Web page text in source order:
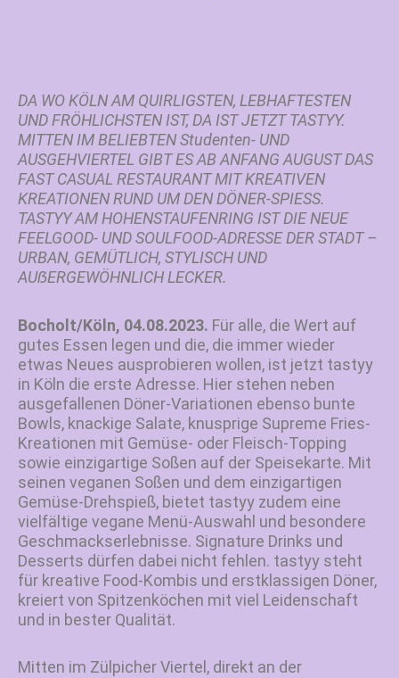
DA WO KÖLN AM QUIRLIGSTEN, LEBHAFTESTEN
UND FRÖHLICHSTEN IST, DA IST JETZT TASTYY.
MITTEN IM BELIEBTEN Studenten- UND
AUSGEHVIERTEL GIBT ES AB ANFANG AUGUST DAS
FAST CASUAL RESTAURANT MIT KREATIVEN
KREATIONEN RUND UM DEN DÖNER-SPIESS.
TASTYY AM HOHENSTAUFENRING IST DIE NEUE
FEELGOOD- UND SOULFOOD-ADRESSE DER STADT –
URBAN, GEMÜTLICH, STYLISCH UND
AUẞERGEWÖHNLICH LECKER.
Bocholt/Köln, 04.08.2023. Für alle, die Wert auf
gutes Essen legen und die, die immer wieder
etwas Neues ausprobieren wollen, ist jetzt tastyy
in Köln die erste Adresse. Hier stehen neben
ausgefallenen Döner-Variationen ebenso bunte
Bowls, knackige Salate, knusprige Supreme Fries-
Kreationen mit Gemüse- oder Fleisch-Topping
sowie einzigartige Soßen auf der Speisekarte. Mit
seinen veganen Soßen und dem einzigartigen
Gemüse-Drehspieß, bietet tastyy zudem eine
vielfältige vegane Menü-Auswahl und besondere
Geschmackserlebnisse. Signature Drinks und
Desserts dürfen dabei nicht fehlen. tastyy steht
für kreative Food-Kombis und erstklassigen Döner,
kreiert von Spitzenköchen mit viel Leidenschaft
und in bester Qualität.
Mitten im Zülpicher Viertel, direkt an der